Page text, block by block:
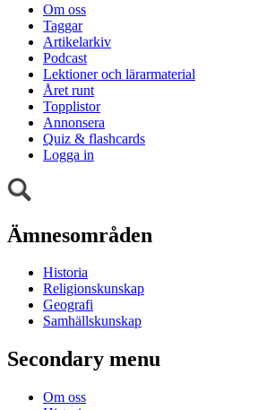
Om oss
Taggar
Artikelarkiv
Podcast
Lektioner och lärarmaterial
Året runt
Topplistor
Annonsera
Quiz & flashcards
Logga in
Ämnesområden
Historia
Religionskunskap
Geografi
Samhällskunskap
Secondary menu
Om oss